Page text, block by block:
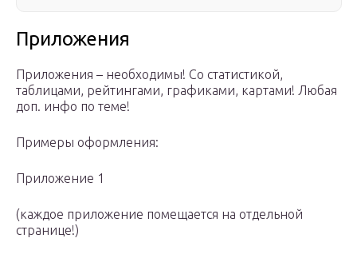
Приложения
Приложения – необходимы! Со статистикой,
таблицами, рейтингами, графиками, картами! Любая
доп. инфо по теме!
Примеры оформления:
Приложение 1
(каждое приложение помещается на отдельной
странице!)